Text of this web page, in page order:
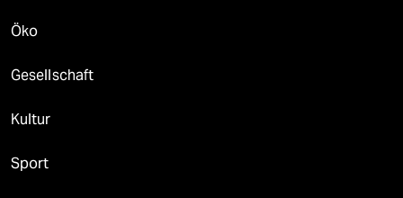
Öko
Gesellschaft
Kultur
Sport